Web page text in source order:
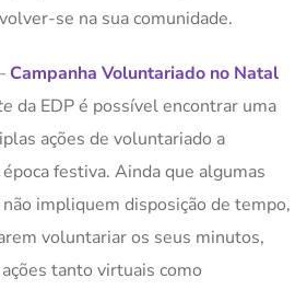
se na sua comunidade.
Campanha Voluntariado no Natal
da EDP é possível encontrar uma
ações de voluntariado a
festiva. Ainda que algumas
impliquem disposição de tempo,
voluntariar os seus minutos,
tanto virtuais como